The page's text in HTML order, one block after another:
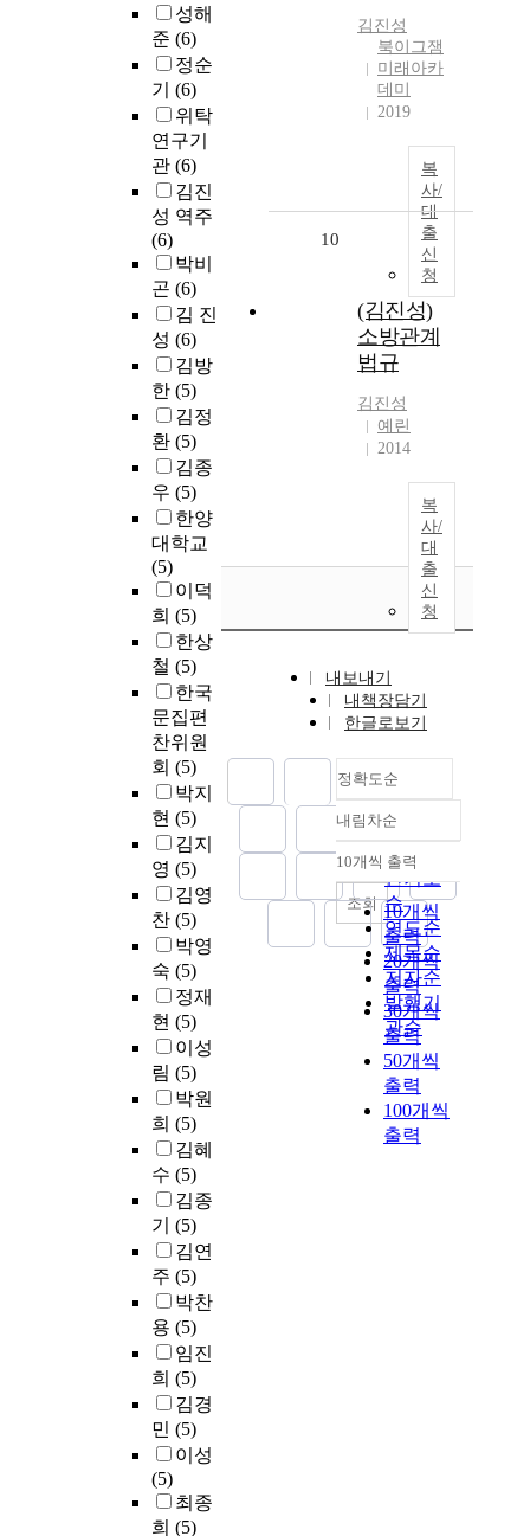
성해
준 (6)
정순
기 (6)
위탁
연구기
관 (6)
김진
성 역주
(6)
박비
곤 (6)
김 진
성 (6)
김방
한 (5)
김정
환 (5)
김종
우 (5)
한양
대학교
(5)
이덕
희 (5)
한상
철 (5)
한국
문집편
찬위원
회 (5)
박지
현 (5)
김지
영 (5)
김영
찬 (5)
박영
숙 (5)
정재
현 (5)
이성
림 (5)
박원
희 (5)
김혜
수 (5)
김종
기 (5)
김연
주 (5)
박찬
용 (5)
임진
희 (5)
김경
민 (5)
이성
(5)
최종
희 (5)
김진성
북이그잼
미래아카
데미
2019
복
사/
대
출
신
청
10
(김진성)
소방관계
법규
김진성
예린
2014
복
사/
대
출
신
청
내보내기
내책장담기
한글로보기
정확도순
정확도
순
인기도
순
연도순
제목순
저자순
발행기
관순
내림차순
내림차순
10개씩 출력
10개씩
출력
20개씩
출력
30개씩
출력
50개씩
출력
100개씩
출력
조회